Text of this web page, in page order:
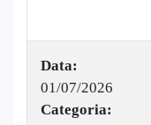
Data:
01/07/2026
Categoria: